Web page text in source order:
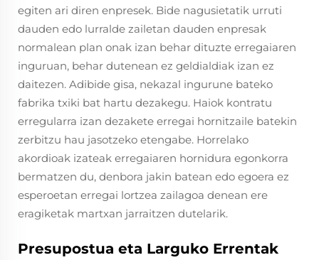
egiten ari diren enpresek. Bide nagusietatik urruti
dauden edo lurralde zailetan dauden enpresak
normalean plan onak izan behar dituzte erregaiaren
inguruan, behar dutenean ez geldialdiak izan ez
daitezen. Adibide gisa, nekazal ingurune bateko
fabrika txiki bat hartu dezakegu. Haiok kontratu
erregularra izan dezakete erregai hornitzaile batekin
zerbitzu hau jasotzeko etengabe. Horrelako
akordioak izateak erregaiaren hornidura egonkorra
bermatzen du, denbora jakin batean edo egoera ez
esperoetan erregai lortzea zailagoa denean ere
eragiketak martxan jarraitzen dutelarik.
Presupostua eta Larguko Errentak